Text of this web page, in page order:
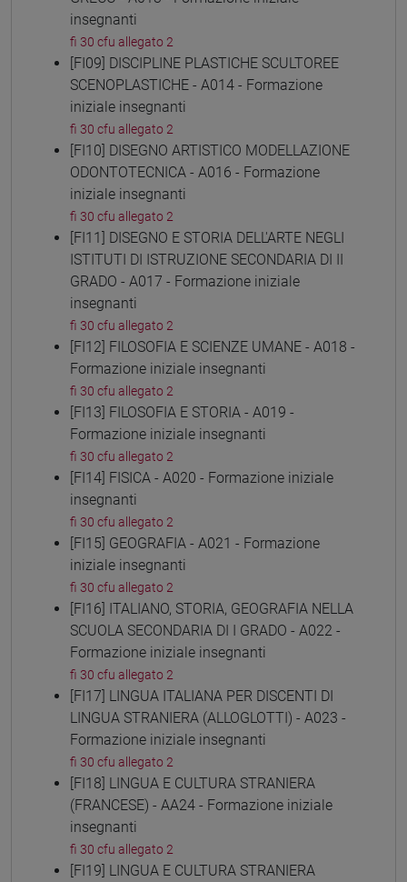
insegnanti
fi 30 cfu allegato 2
[FI09] DISCIPLINE PLASTICHE SCULTOREE
SCENOPLASTICHE - A014 - Formazione
iniziale insegnanti
fi 30 cfu allegato 2
[FI10] DISEGNO ARTISTICO MODELLAZIONE
ODONTOTECNICA - A016 - Formazione
iniziale insegnanti
fi 30 cfu allegato 2
[FI11] DISEGNO E STORIA DELL'ARTE NEGLI
ISTITUTI DI ISTRUZIONE SECONDARIA DI II
GRADO - A017 - Formazione iniziale
insegnanti
fi 30 cfu allegato 2
[FI12] FILOSOFIA E SCIENZE UMANE - A018 -
Formazione iniziale insegnanti
fi 30 cfu allegato 2
[FI13] FILOSOFIA E STORIA - A019 -
Formazione iniziale insegnanti
fi 30 cfu allegato 2
[FI14] FISICA - A020 - Formazione iniziale
insegnanti
fi 30 cfu allegato 2
[FI15] GEOGRAFIA - A021 - Formazione
iniziale insegnanti
fi 30 cfu allegato 2
[FI16] ITALIANO, STORIA, GEOGRAFIA NELLA
SCUOLA SECONDARIA DI I GRADO - A022 -
Formazione iniziale insegnanti
fi 30 cfu allegato 2
[FI17] LINGUA ITALIANA PER DISCENTI DI
LINGUA STRANIERA (ALLOGLOTTI) - A023 -
Formazione iniziale insegnanti
fi 30 cfu allegato 2
[FI18] LINGUA E CULTURA STRANIERA
(FRANCESE) - AA24 - Formazione iniziale
insegnanti
fi 30 cfu allegato 2
[FI19] LINGUA E CULTURA STRANIERA